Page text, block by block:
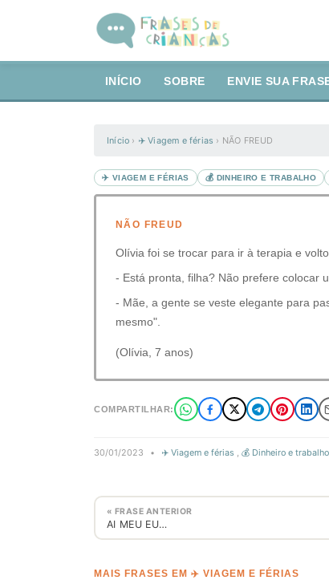
INÍCIO SOBRE ENVIE SUA
Início › ✈️ Viagem e férias › NÃO FREUD
✈️ VIAGEM E FÉRIAS 💰 DINHEIRO E TRABALHO
NÃO FREUD
⁣⁣⁣⁣Olívia foi se trocar para ir à terapia e
- Está pronta, filha? Não prefere colocar
- Mãe, a gente se veste elegante para
mesmo".
(Olívia, 7 anos)
COMPARTILHAR:
30/01/2023 • ✈️ Viagem e férias , 💰 Dinheiro e trabalho
« FRASE ANTERIOR
AI MEU EU…
MAIS FRASES EM ✈️ VIAGEM E FÉRIAS